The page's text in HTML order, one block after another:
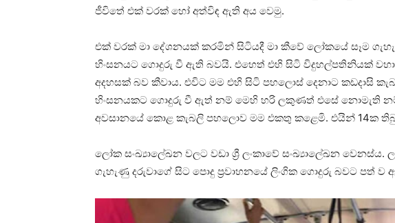
ජීවිතේ එක් වරක් හෝ අත්විඳ ඇති අය වෙමු.
එක් වරක් මා දේශනයක් කරමින් සිටියදී මා කීවේ ලෝකයේ සෑම
හිංසනයට ගොදුරු වී ඇති බවයි. එහෙත් එහි සිටි විදුහල්පතිනියක් වහා
අදහසක් බව කීවාය. එවිට මම එහි සිටි පහලොස් දෙනාට කඩදාසි
හිංසනයකට ගොදුරු වී ඇත් නම් මෙහි හරි ලකුණත් එසේ නොමැති
අවසානයේ කොළ කැබලි පහලොව මම එකතු කළෙමි. එයින් 14ක
ලෝක සංඛ්‍යාලේඛන වලට වඩා ශ්‍රී ලංකාවේ සංඛ්‍යාලේඛන වෙනස්ය.
ගැහැණු දරුවාගේ සිට පොදු ප්‍රවාහනයේ ලිංගික ගොදුරු බවට පත් ව